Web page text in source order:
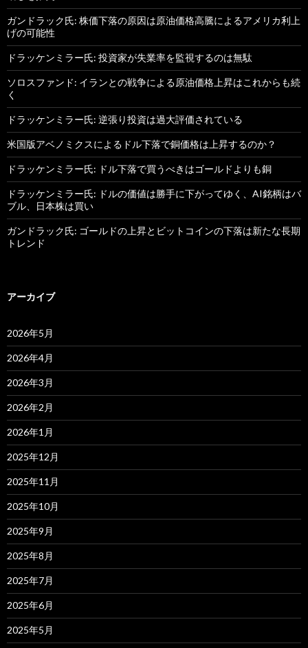
ガンドラック氏: 株価下落の原因は原油価格高騰によるアメリカ利上
げの可能性
ドラッケンミラー氏: 投資家が失業率を監視するのは無駄
ソロスファンド: イランとの戦争による原油価格上昇はこれからも続
く
ドラッケンミラー氏: 逆張り投資は過大評価されている
米国版アベノミクスによるドル下落で銅価格は上昇するのか？
ドラッケンミラー氏: ドル下落で買うべきはゴールドよりも銅
ドラッケンミラー氏: ドルの価値は勝手に下がってゆく、AI銘柄はバ
ブル、日本株は買い
ガンドラック氏: ゴールドの上昇とビットコインの下落は新たな長期
トレンド
アーカイブ
2026年5月
2026年4月
2026年3月
2026年2月
2026年1月
2025年12月
2025年11月
2025年10月
2025年9月
2025年8月
2025年7月
2025年6月
2025年5月